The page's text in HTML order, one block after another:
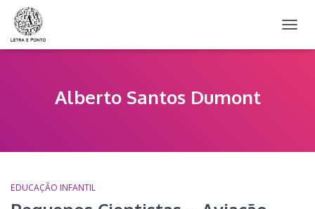
Alberto Santos Dumont
EDUCAÇÃO INFANTIL